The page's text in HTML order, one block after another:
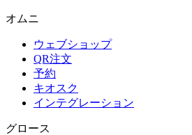
オムニ
ウェブショップ
QR注文
予約
キオスク
インテグレーション
グロース